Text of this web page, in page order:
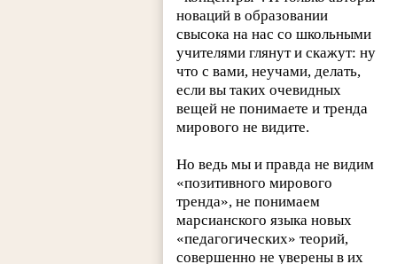
новаций в образовании
свысока на нас со школьными
учителями глянут и скажут: ну
что с вами, неучами, делать,
если вы таких очевидных
вещей не понимаете и тренда
мирового не видите.
Но ведь мы и правда не видим
«позитивного мирового
тренда», не понимаем
марсианского языка новых
«педагогических» теорий,
совершенно не уверены в их